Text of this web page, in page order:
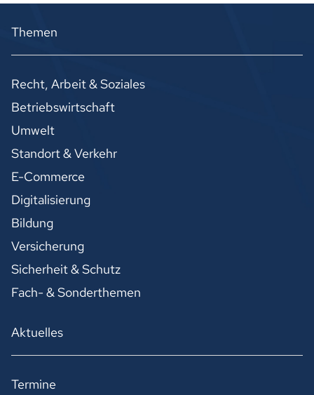
Themen
Recht, Arbeit & Soziales
Betriebswirtschaft
Umwelt
Standort & Verkehr
E-Commerce
Digitalisierung
Bildung
Versicherung
Sicherheit & Schutz
Fach- & Sonderthemen
Aktuelles
Termine